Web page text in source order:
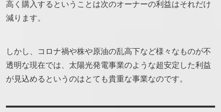
高く購入するということは次のオーナーの利益はそれだけ
減ります。
しかし、コロナ禍や株や原油の乱高下など様々なものが不
透明な現在では、太陽光発電事業のような超安定した利益
が見込めるというのはとても貴重な事業なのです。